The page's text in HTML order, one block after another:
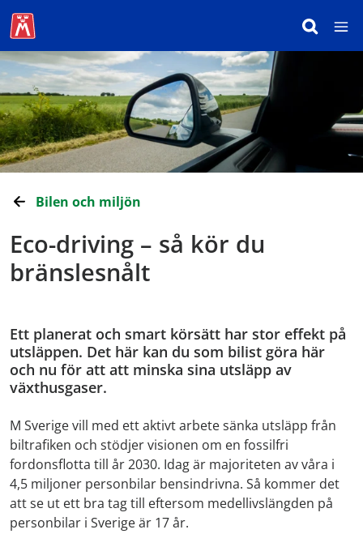
Bilen och miljön
Eco-driving – så kör du
bränslesnålt
Ett planerat och smart körsätt har stor effekt på
utsläppen. Det här kan du som bilist göra här
och nu för att att minska sina utsläpp av
växthusgaser.
M Sverige vill med ett aktivt arbete sänka utsläpp från
biltrafiken och stödjer visionen om en fossilfri
fordonsflotta till år 2030. Idag är majoriteten av våra i
4,5 miljoner personbilar bensindrivna. Så kommer det
att se ut ett bra tag till eftersom medellivslängden på
personbilar i Sverige är 17 år.